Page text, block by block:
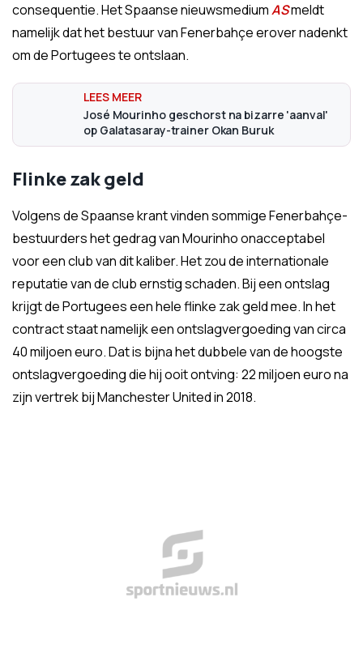
consequentie. Het Spaanse nieuwsmediumASmeldt
namelijk dat het bestuur van Fenerbahçe erover nadenkt
om de Portugees te ontslaan.
José Mourinho geschorst na bizarre 'aanval'
op Galatasaray-trainer Okan Buruk
Flinke zak geld
Volgens de Spaanse krant vinden sommige Fenerbahçe-
bestuurders het gedrag van Mourinho onacceptabel
voor een club van dit kaliber. Het zou de internationale
reputatie van de club ernstig schaden. Bij een ontslag
krijgt de Portugees een hele flinke zak geld mee. In het
contract staat namelijk een ontslagvergoeding van circa
40 miljoen euro. Dat is bijna het dubbele van de hoogste
ontslagvergoeding die hij ooit ontving: 22 miljoen euro na
zijn vertrek bij Manchester United in 2018.